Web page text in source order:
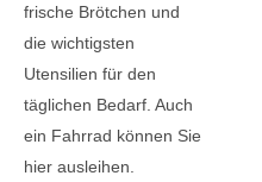
frische Brötchen und
die wichtigsten
Utensilien für den
täglichen Bedarf. Auch
ein Fahrrad können Sie
hier ausleihen.